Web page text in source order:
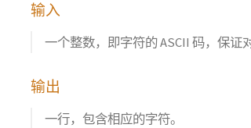
输入
一个整数，即字符的 ASCII 码，保证
输出
一行，包含相应的字符。